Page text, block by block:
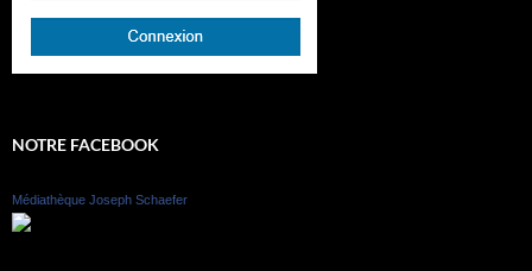
NOTRE FACEBOOK
Médiathèque Joseph Schaefer